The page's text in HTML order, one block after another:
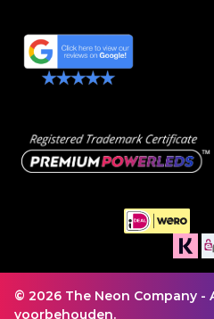
© 2026 The Neon Company -
voorbehouden.